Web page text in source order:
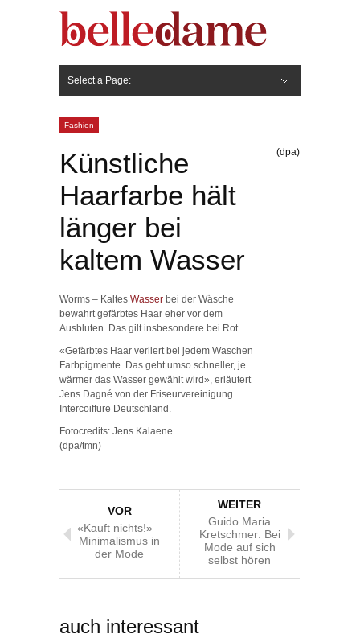
Select a Page:
Fashion
Künstliche
Haarfarbe hält
länger bei
kaltem Wasser
(dpa)
Worms – Kaltes Wasser bei der Wäsche
bewahrt gefärbtes Haar eher vor dem
Ausbluten. Das gilt insbesondere bei Rot.
«Gefärbtes Haar verliert bei jedem Waschen
Farbpigmente. Das geht umso schneller, je
wärmer das Wasser gewählt wird», erläutert
Jens Dagné von der Friseurvereinigung
Intercoiffure Deutschland.
Fotocredits: Jens Kalaene
(dpa/tmn)
VOR
«Kauft nichts!» –
Minimalismus in
der Mode
WEITER
Guido Maria
Kretschmer: Bei
Mode auf sich
selbst hören
auch interessant